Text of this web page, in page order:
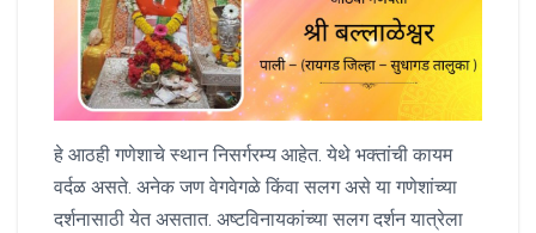
हे आठही गणेशाचे स्थान निसर्गरम्य आहेत. येथे भक्तांची कायम
वर्दळ असते. अनेक जण वेगवेगळे किंवा सलग असे या गणेशांच्या
दर्शनासाठी येत असतात. अष्टविनायकांच्या सलग दर्शन यात्रेला